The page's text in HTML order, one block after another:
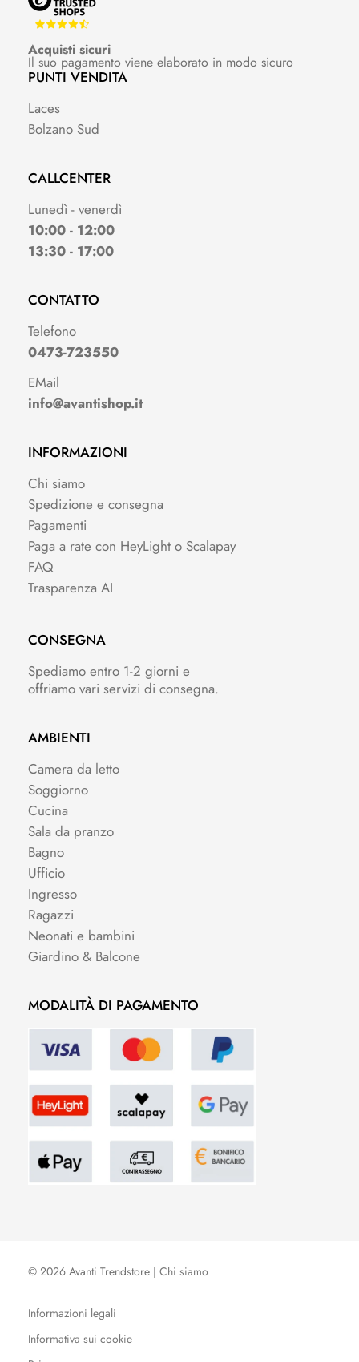
Acquisti sicuri
Il suo pagamento viene elaborato in modo sicuro
PUNTI VENDITA
Laces
Bolzano Sud
CALLCENTER
Lunedì - venerdì
10:00 - 12:00
13:30 - 17:00
CONTATTO
Telefono
0473-723550
EMail
info@avantishop.it
INFORMAZIONI
Chi siamo
Spedizione e consegna
Pagamenti
Paga a rate con HeyLight o Scalapay
FAQ
Trasparenza AI
CONSEGNA
Spediamo entro 1-2 giorni e
offriamo vari servizi di consegna.
AMBIENTI
Camera da letto
Soggiorno
Cucina
Sala da pranzo
Bagno
Ufficio
Ingresso
Ragazzi
Neonati e bambini
Giardino & Balcone
MODALITÀ DI PAGAMENTO
© 2026 Avanti Trendstore | Chi siamo
Informazioni legali
Informativa sui cookie